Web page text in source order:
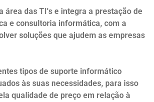
área das TI’s e integra a prestação de
e consultoria informática, com a
soluções que ajudem as empresas
tipos de suporte informático
às suas necessidades, para isso
qualidade de preço em relação à